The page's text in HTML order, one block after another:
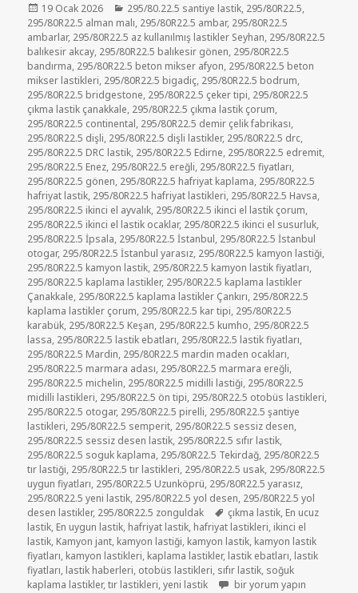
Yayın
tarihi
19 Ocak 2026 Kategoriler
295/80.22.5 santiye lastik, 295/80R22.5,
295/80R22.5 alman malı, 295/80R22.5 ambar, 295/80R22.5
ambarlar, 295/80R22.5 az kullanılmış lastikler Seyhan, 295/80R22.5
balıkesir akcay, 295/80R22.5 balıkesir gönen, 295/80R22.5
bandırma, 295/80R22.5 beton mikser afyon, 295/80R22.5 beton
mikser lastikleri, 295/80R22.5 bigadiç, 295/80R22.5 bodrum,
295/80R22.5 bridgestone, 295/80R22.5 çeker tipi, 295/80R22.5
çıkma lastik çanakkale, 295/80R22.5 çıkma lastik çorum,
295/80R22.5 continental, 295/80R22.5 demir çelik fabrikası,
295/80R22.5 dişli, 295/80R22.5 dişli lastikler, 295/80R22.5 drc,
295/80R22.5 DRC lastik, 295/80R22.5 Edirne, 295/80R22.5 edremit,
295/80R22.5 Enez, 295/80R22.5 ereğli, 295/80R22.5 fiyatları,
295/80R22.5 gönen, 295/80R22.5 hafriyat kaplama, 295/80R22.5
hafriyat lastik, 295/80R22.5 hafriyat lastikleri, 295/80R22.5 Havsa,
295/80R22.5 ikinci el ayvalık, 295/80R22.5 ikinci el lastik çorum,
295/80R22.5 ikinci el lastik ocaklar, 295/80R22.5 ikinci el susurluk,
295/80R22.5 İpsala, 295/80R22.5 İstanbul, 295/80R22.5 İstanbul
otogar, 295/80R22.5 İstanbul yarasız, 295/80R22.5 kamyon lastiği,
295/80R22.5 kamyon lastik, 295/80R22.5 kamyon lastik fiyatları,
295/80R22.5 kaplama lastikler, 295/80R22.5 kaplama lastikler
Çanakkale, 295/80R22.5 kaplama lastikler Çankırı, 295/80R22.5
kaplama lastikler çorum, 295/80R22.5 kar tipi, 295/80R22.5
karabük, 295/80R22.5 Keşan, 295/80R22.5 kumho, 295/80R22.5
lassa, 295/80R22.5 lastik ebatları, 295/80R22.5 lastik fiyatları,
295/80R22.5 Mardin, 295/80R22.5 mardin maden ocakları,
295/80R22.5 marmara adası, 295/80R22.5 marmara ereğli,
295/80R22.5 michelin, 295/80R22.5 midilli lastiği, 295/80R22.5
midilli lastikleri, 295/80R22.5 ön tipi, 295/80R22.5 otobüs lastikleri,
295/80R22.5 otogar, 295/80R22.5 pirelli, 295/80R22.5 şantiye
lastikleri, 295/80R22.5 semperit, 295/80R22.5 sessiz desen,
295/80R22.5 sessiz desen lastik, 295/80R22.5 sıfır lastik,
295/80R22.5 soguk kaplama, 295/80R22.5 Tekirdağ, 295/80R22.5
tır lastiği, 295/80R22.5 tır lastikleri, 295/80R22.5 usak, 295/80R22.5
uygun fiyatları, 295/80R22.5 Uzunköprü, 295/80R22.5 yarasız,
295/80R22.5 yeni lastik, 295/80R22.5 yol desen, 295/80R22.5 yol
desen lastikler, 295/80R22.5 zonguldak Etiketler
çıkma lastik, En ucuz
lastik, En uygun lastik, hafriyat lastik, hafriyat lastikleri, ikinci el
lastik, Kamyon jant, kamyon lastiği, kamyon lastik, kamyon lastik
fiyatları, kamyon lastikleri, kaplama lastikler, lastik ebatları, lastik
fiyatları, lastik haberleri, otobüs lastikleri, sıfır lastik, soğuk
kaplama lastikler,tır lastikleri,yeni lastik HAFRİYAT İKİNCİ EL
bir yorum yapın